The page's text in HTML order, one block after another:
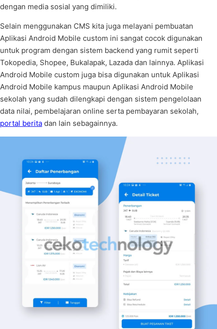
dengan media sosial yang dimiliki.
Selain menggunakan CMS kita juga melayani pembuatan
Aplikasi Android Mobile custom ini sangat cocok digunakan
untuk program dengan sistem backend yang rumit seperti
Tokopedia, Shopee, Bukalapak, Lazada dan lainnya. Aplikasi
Android Mobile custom juga bisa digunakan untuk Aplikasi
Android Mobile kampus maupun Aplikasi Android Mobile
sekolah yang sudah dilengkapi dengan sistem pengelolaan
data nilai, pembelajaran online serta pembayaran sekolah,
portal berita dan lain sebagainnya.